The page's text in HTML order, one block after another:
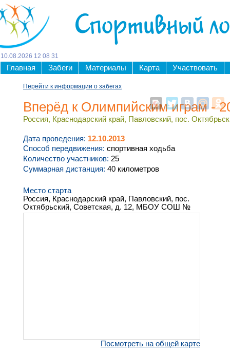
Спортивный
10 08 2026 12 08 31
Главная Забеги Материалы Карта Участвовать
Перейти к информации о забегах
Вперёд к Олимпийским играм -
Россия, Краснодарский край, Павловский, пос.
Дата проведения: 12.10.2013
Способ передвижения: спортивная ходьба
Количество участников: 25
Суммарная дистанция: 40 километров
Место старта
Россия, Краснодарский край, Павловский, пос.
Октябрьский, Советская, д. 12, МБОУ СОШ №
Посмотреть на общей карте